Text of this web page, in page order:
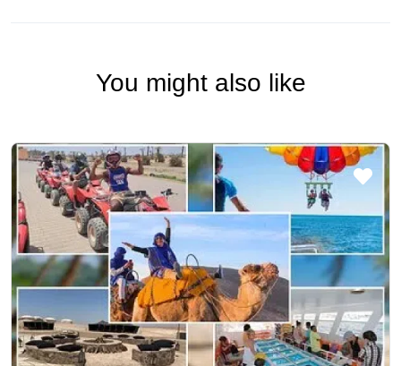
You might also like